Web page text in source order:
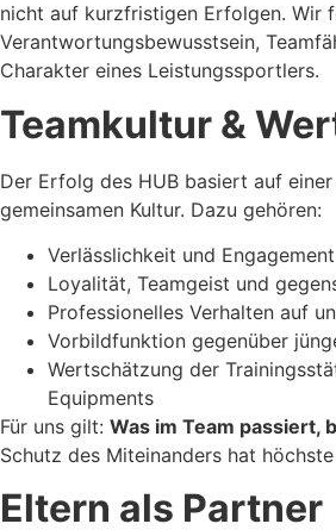
nicht auf kurzfristigen Erfolgen. Wir
Verantwortungsbewusstsein,
Charakter eines Leistungssportlers.
Teamkultur &
Der Erfolg des HUB basiert auf
gemeinsamen Kultur. Dazu gehören:
Verlässlichkeit und Engagement
Loyalität, Teamgeist und
Professionelles Verhalten auf
Vorbildfunktion gegenüber
Wertschätzung der
Equipments
Für uns gilt: Was im Team passiert,
Schutz des Miteinanders hat
Eltern als Partner